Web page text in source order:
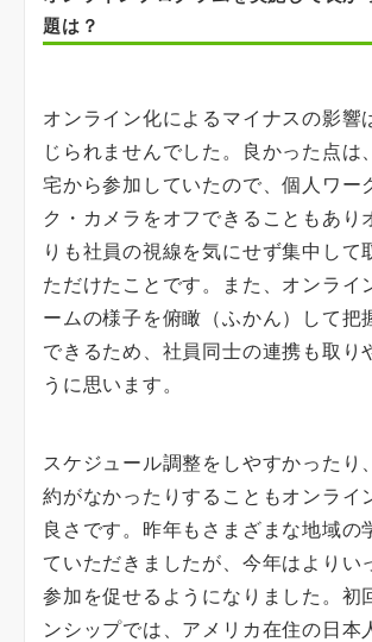
題は？
オンライン化によるマイナスの影響
じられませんでした。良かった点は
宅から参加していたので、個人ワー
ク・カメラをオフできることもあり
りも社員の視線を気にせず集中して
ただけたことです。また、オンライ
ームの様子を俯瞰（ふかん）して把
できるため、社員同士の連携も取り
うに思います。
スケジュール調整をしやすかったり
約がなかったりすることもオンライ
良さです。昨年もさまざまな地域の
ていただきましたが、今年はよりい
参加を促せるようになりました。初
ンシップでは、アメリカ在住の日本